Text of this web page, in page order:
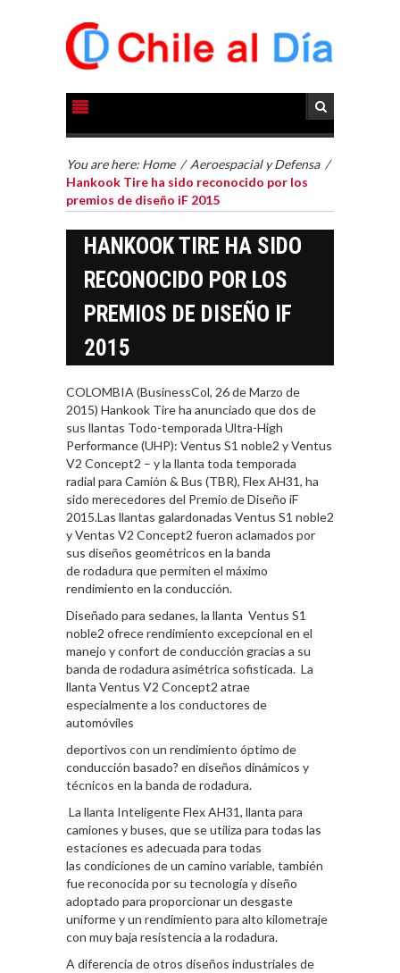
You are here: Home /Aeroespacial y Defensa /
Hankook Tire ha sido reconocido por los
premios de diseño iF 2015
HANKOOK TIRE HA SIDO
RECONOCIDO POR LOS
PREMIOS DE DISEÑO IF
2015
COLOMBIA (BusinessCol, 26 de Marzo de
2015) Hankook Tire ha anunciado que dos de
sus llantas Todo-temporada Ultra-High
Performance (UHP): Ventus S1 noble2 y Ventus
V2 Concept2 – y la llanta toda temporada
radial para Camión & Bus (TBR), Flex AH31, ha
sido merecedores del Premio de Diseño iF
2015.Las llantas galardonadas Ventus S1 noble2
y Ventas V2 Concept2 fueron aclamados por
sus diseños geométricos en la banda
de rodadura que permiten el máximo
rendimiento en la conducción.
Diseñado para sedanes, la llanta Ventus S1
noble2 ofrece rendimiento excepcional en el
manejo y confort de conducción gracias a su
banda de rodadura asimétrica sofisticada. La
llanta Ventus V2 Concept2 atrae
especialmente a los conductores de
automóviles
deportivos con un rendimiento óptimo de
conducción basado? en diseños dinámicos y
técnicos en la banda de rodadura.
La llanta Inteligente Flex AH31, llanta para
camiones y buses, que se utiliza para todas las
estaciones es adecuada para todas
las condiciones de un camino variable, también
fue reconocida por su tecnología y diseño
adoptado para proporcionar un desgaste
uniforme y un rendimiento para alto kilometraje
con muy baja resistencia a la rodadura.
A diferencia de otros diseños industriales de